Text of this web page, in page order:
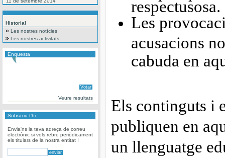
Historial
Les nostres notícies
Les nostres activitats
Enquesta
Veure resultats
Subscriu-t'hi
Envia'ns la teva adreça de correu
electrònic si vols rebre periòdicament
els titulars de la nostra entitat !
respectusosa.
Les
acusacions
cabuda en
Els continguts i
publiquen en
un llenguatge